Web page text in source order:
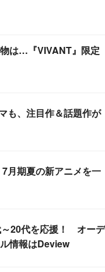
は…『VIVANT』限定
も、注目作＆話題作が
7月期夏の新アニメを一
～20代を応援！ オーデ
情報はDeview